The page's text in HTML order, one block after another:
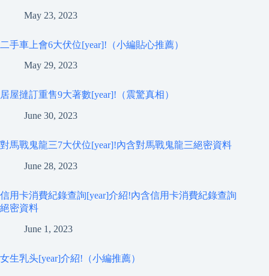
May 23, 2023
二手車上會6大伏位[year]!（小編貼心推薦）
May 29, 2023
居屋撻訂重售9大著數[year]!（震驚真相）
June 30, 2023
對馬戰鬼龍三7大伏位[year]!內含對馬戰鬼龍三絕密資料
June 28, 2023
信用卡消費紀錄查詢[year]介紹!內含信用卡消費紀錄查詢
絕密資料
June 1, 2023
女生乳头[year]介紹!（小編推薦）